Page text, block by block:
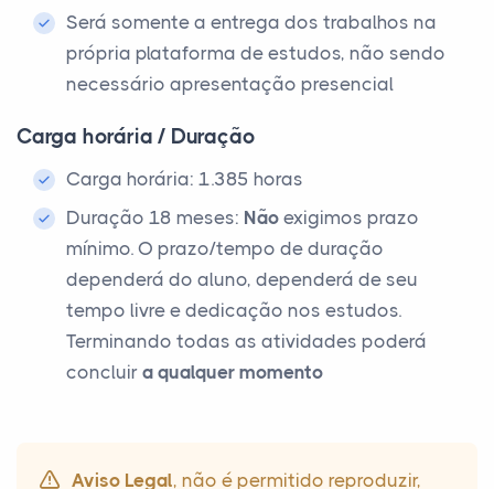
Será somente a entrega dos trabalhos na
própria plataforma de estudos, não sendo
necessário apresentação presencial
Carga horária / Duração
Carga horária: 1.385 horas
Duração 18 meses: Não exigimos prazo
mínimo. O prazo/tempo de duração
dependerá do aluno, dependerá de seu
tempo livre e dedicação nos estudos.
Terminando todas as atividades poderá
concluir a qualquer momento
Aviso Legal, não é permitido reproduzir,